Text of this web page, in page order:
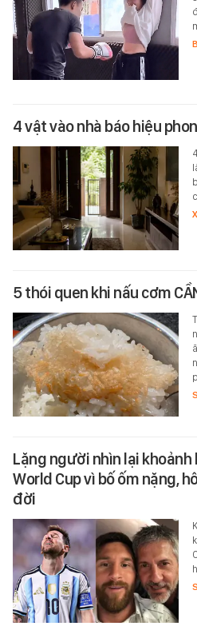
4 vật vào nhà báo hiệu
5 thói quen khi nấu cơm
Lặng người nhìn lại
World Cup vì bố ốm nặng,
đời